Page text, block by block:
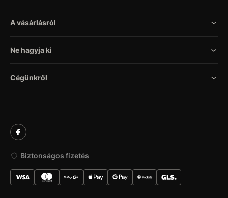
A vásárlásról
Ne hagyja ki
Cégünkről
Biztonságos fizetés